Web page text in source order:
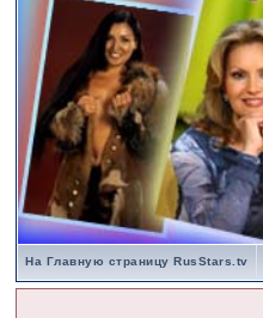
На Главную страницу RusStars.tv